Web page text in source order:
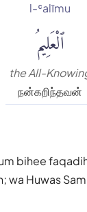
l-ʿalīmu
ٱلْعَلِيمُ
the All-
நன்கறிந்தவன்
bihee
wa Huwas